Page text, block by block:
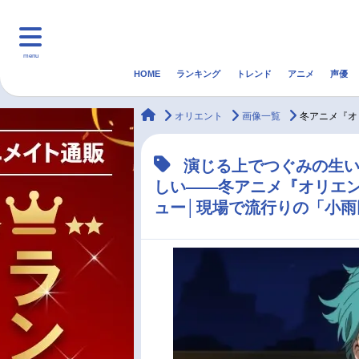
menu
マンガ・ラノベ ゲーム・アプリ 音楽
最新記事一覧
HOME ランキング トレンド アニメ 声優
animateTimes
オリエント 画像一覧 冬アニメ『
演じる上でつぐみの生
しい――冬アニメ『オリエ
ュー│現場で流行りの「小